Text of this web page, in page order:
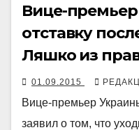
Вице-
отставку
Ляшко из
01.09.2015
Вице-премьер
заявил о том, что